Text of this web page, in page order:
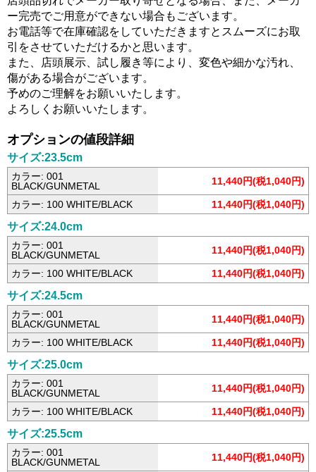
ー完売でご用意ができない場合もございます。
お電話等で在庫確認をしていただきますとスムーズにお取
引をさせていただけるかと思います。
また、店頭展示、試し履き等により、変色や細かな汚れ、
傷がある場合がございます。
予めのご理解をお願いいたします。
よろしくお願いいたします。
オプションの値段詳細
サイズ:23.5cm
カラー: 001
BLACK/GUNMETAL
11,440円(税1,040円)
カラー: 100 WHITE/BLACK 11,440円(税1,040円)
サイズ:24.0cm
カラー: 001
BLACK/GUNMETAL
11,440円(税1,040円)
カラー: 100 WHITE/BLACK 11,440円(税1,040円)
サイズ:24.5cm
カラー: 001
BLACK/GUNMETAL
11,440円(税1,040円)
カラー: 100 WHITE/BLACK 11,440円(税1,040円)
サイズ:25.0cm
カラー: 001
BLACK/GUNMETAL
11,440円(税1,040円)
カラー: 100 WHITE/BLACK 11,440円(税1,040円)
サイズ:25.5cm
カラー: 001
BLACK/GUNMETAL
11,440円(税1,040円)